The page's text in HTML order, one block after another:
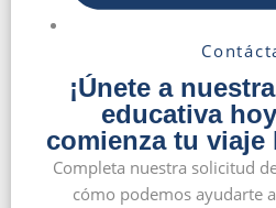
¡Únete a
educativa
comienza tu viaje
Completa nuestra solicitud
cómo podemos ayudarte